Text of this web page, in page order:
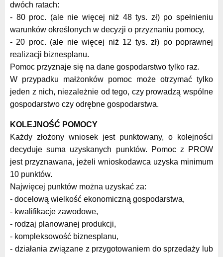
dwóch ratach:
- 80 proc. (ale nie więcej niż 48 tys. zł) po spełnieniu
warunków określonych w decyzji o przyznaniu pomocy,
- 20 proc. (ale nie więcej niż 12 tys. zł) po poprawnej
realizacji biznesplanu.
Pomoc przyznaje się na dane gospodarstwo tylko raz.
W przypadku małżonków pomoc może otrzymać tylko
jeden z nich, niezależnie od tego, czy prowadzą wspólne
gospodarstwo czy odrębne gospodarstwa.
KOLEJNOŚĆ POMOCY
Każdy złożony wniosek jest punktowany, o kolejności
decyduje suma uzyskanych punktów. Pomoc z PROW
jest przyznawana, jeżeli wnioskodawca uzyska minimum
10 punktów.
Najwięcej punktów można uzyskać za:
- docelową wielkość ekonomiczną gospodarstwa,
- kwalifikacje zawodowe,
- rodzaj planowanej produkcji,
- kompleksowość biznesplanu,
- działania związane z przygotowaniem do sprzedaży lub